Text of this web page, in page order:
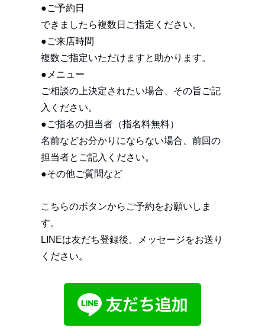
●ご予約日
できましたら複数日ご指定ください。
●ご来店時間
複数ご指定いただけますと助かります。
●メニュー
ご相談の上決定されたい場合、その旨ご記
入ください。
●ご指名の担当者（指名料無料）
名前などお分かりにならない場合、前回の
担当者とご記入ください。
●その他ご質問など
こちらのボタンからご予約をお願いしま
す。
LINEは友だち登録後、メッセージをお送り
ください。